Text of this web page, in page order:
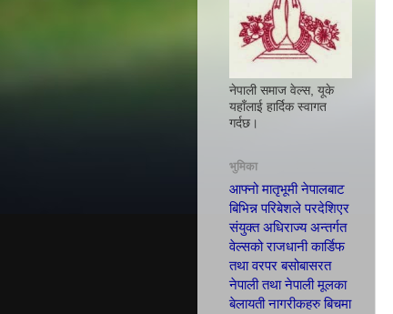
नेपाली समाज वेल्स, यूके
यहाँलाई हार्दिक स्वागत
गर्दछ।
भुमिका
आफ्नो मातृभूमी नेपालबाट
बिभिन्न परिबेशले परदेशिएर
संयुक्त अधिराज्य अन्तर्गत
वेल्सको राजधानी कार्डिफ
तथा वरपर बसोबासरत
नेपाली तथा नेपाली मूलका
बेलायती नागरीकहरु बिचमा